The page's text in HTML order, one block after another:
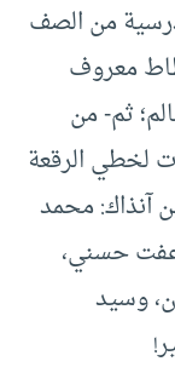
من الصف
معروف
ثم- من
لخطي الرقعة
آنذاك: محمد
حسني،
وسيد